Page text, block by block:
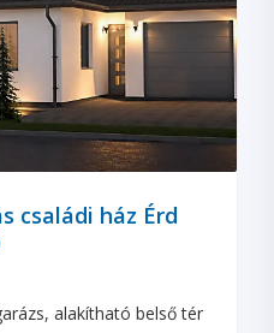
családi ház Érd
alakítható belső tér